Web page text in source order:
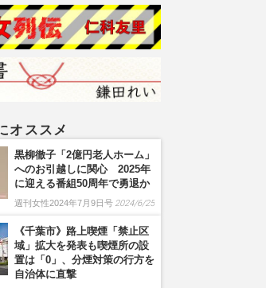
オススメ
黒柳徹子「2億円老人ホーム」
へのお引越しに関心 2025年
に迎える番組50周年で勇退か
週刊女性2024年7月9日号 2024/6/25
《千葉市》路上喫煙「禁止区
域」拡大を発表も喫煙所の設
置は「0」、分煙対策の行方を
自治体に直撃